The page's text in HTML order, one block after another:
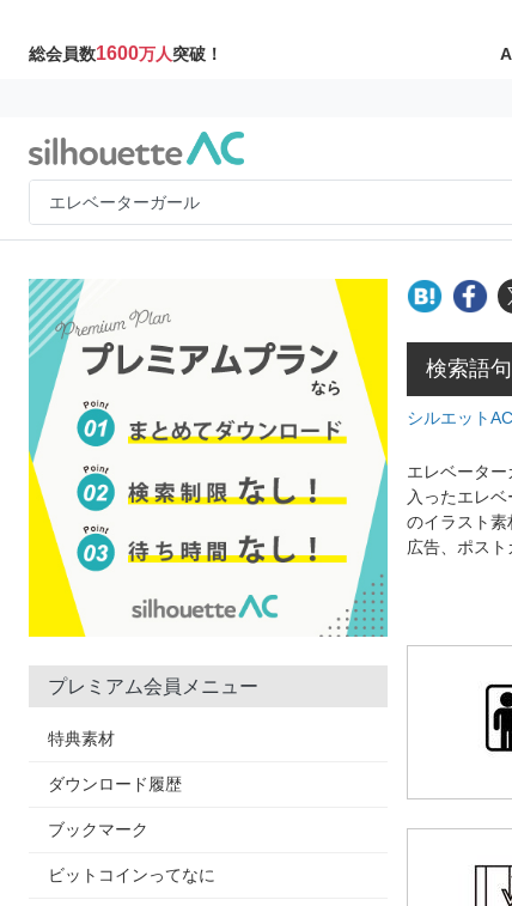
総会員数1600万人突破！
プレミアム会員メニュー
特典素材
ダウンロード履歴
ブックマーク
ビットコインってなに
検索語
シルエットAC
エレベータ
入ったエレ
のイラスト
広告、ポス